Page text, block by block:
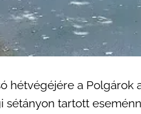
hétvégéjére a Polgárok
sétányon tartott